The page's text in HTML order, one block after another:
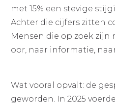
met 15% een stevige
Achter die cijfers zitten
Mensen die op zoek zijn
oor, naar informatie,
Wat vooral opvalt: de
geworden. In 2025